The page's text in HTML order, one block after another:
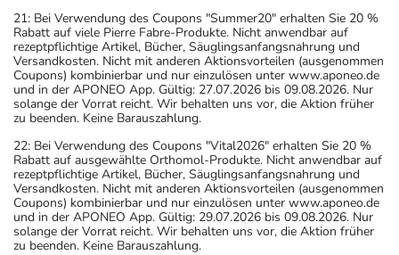
allergischen Reaktionen wie z.B. Heuschnupfen: Bei Ihnen
kann das Arzneimittel einen Asthmaanfall oder eine
starke allergische Hautreaktion auslösen. Fragen Sie
daher vor der Anwendung Ihren Arzt.
- Vorsicht bei Allergie gegen bestimmte Schmerzmittel
(Nichtsteroidale Antirheumatika)!
- Vorsicht bei Allergie gegen Bindemittel (z.B.
Carboxymethylcellulose mit der E-Nummer E 466)!
- Vorsicht bei Allergie gegen Propylenglykol und ähnliche
Stoffe!
- Vorsicht bei einer Unverträglichkeit gegenüber Lactose.
21: Bei Verwendung des Coupons "Summer20" erhalten Sie 20 %
Rabatt auf viele Pierre Fabre-Produkte. Nicht anwendbar auf
rezeptpflichtige Artikel, Bücher, Säuglingsanfangsnahrung und
Versandkosten. Nicht mit anderen Aktionsvorteilen (ausgenommen
Coupons) kombinierbar und nur einzulösen unter www.aponeo.de
und in der APONEO App. Gültig: 27.07.2026 bis 09.08.2026. Nur
solange der Vorrat reicht. Wir behalten uns vor, die Aktion früher
zu beenden. Keine Barauszahlung.
22: Bei Verwendung des Coupons "Vital2026" erhalten Sie 20 %
Rabatt auf ausgewählte Orthomol-Produkte. Nicht anwendbar auf
rezeptpflichtige Artikel, Bücher, Säuglingsanfangsnahrung und
Versandkosten. Nicht mit anderen Aktionsvorteilen (ausgenommen
Coupons) kombinierbar und nur einzulösen unter www.aponeo.de
und in der APONEO App. Gültig: 29.07.2026 bis 09.08.2026. Nur
solange der Vorrat reicht. Wir behalten uns vor, die Aktion früher
zu beenden. Keine Barauszahlung.